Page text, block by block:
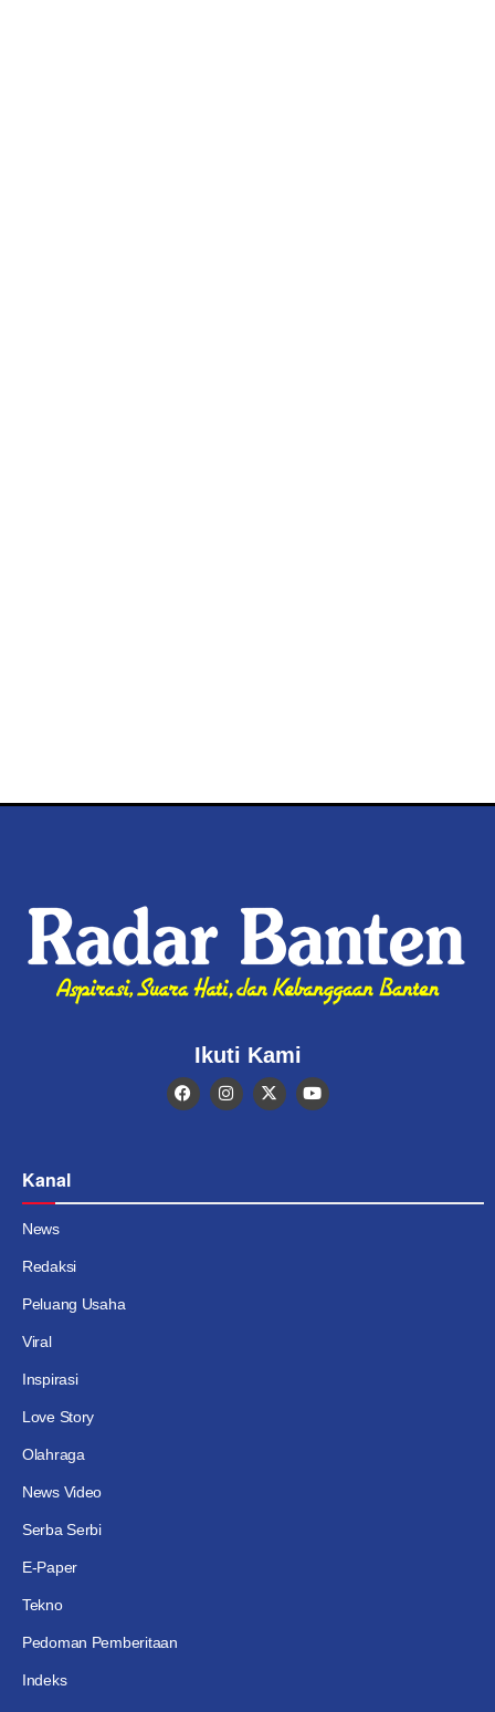
Ikuti Kami
Kanal
News
Redaksi
Peluang Usaha
Viral
Inspirasi
Love Story
Olahraga
News Video
Serba Serbi
E-Paper
Tekno
Pedoman Pemberitaan
Indeks